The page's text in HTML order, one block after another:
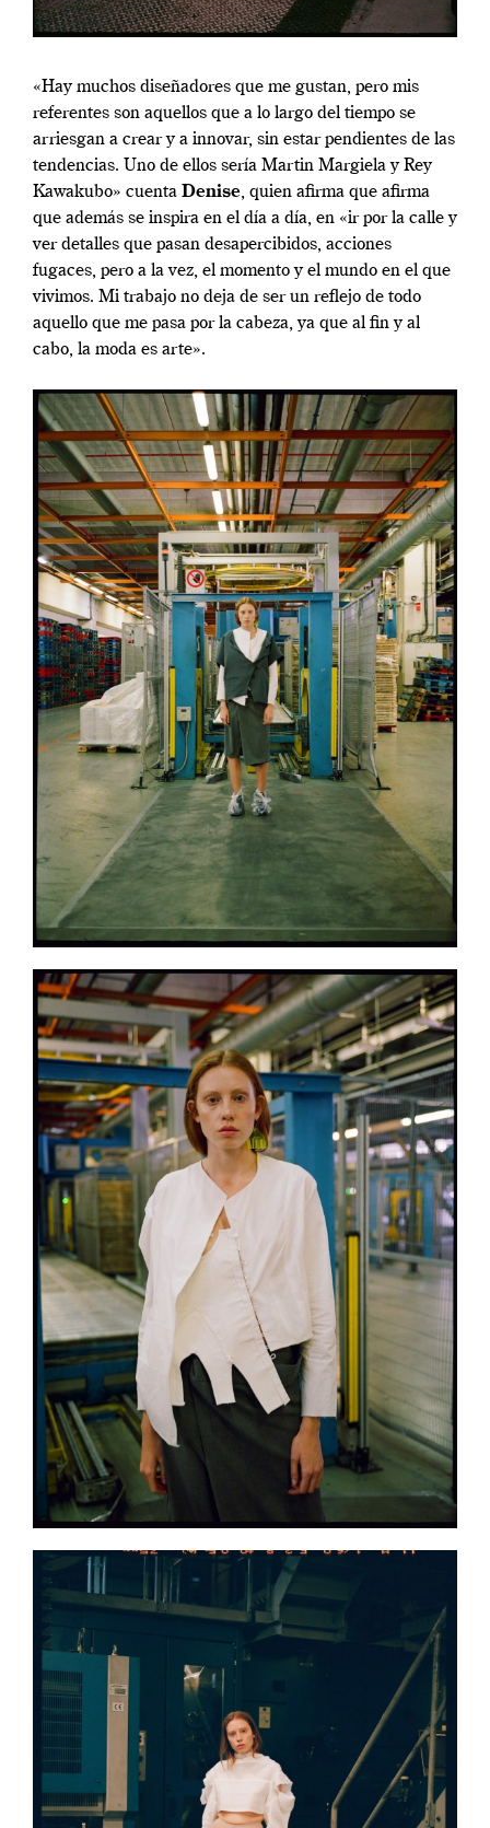
«Hay muchos diseñadores que me gustan, pero mis
referentes son aquellos que a lo largo del tiempo se
arriesgan a crear y a innovar, sin estar pendientes de las
tendencias. Uno de ellos sería Martin Margiela y Rey
Kawakubo» cuenta Denise, quien afirma que afirma
que además se inspira en el día a día, en «ir por la calle y
ver detalles que pasan desapercibidos, acciones
fugaces, pero a la vez, el momento y el mundo en el que
vivimos. Mi trabajo no deja de ser un reflejo de todo
aquello que me pasa por la cabeza, ya que al fin y al
cabo, la moda es arte».